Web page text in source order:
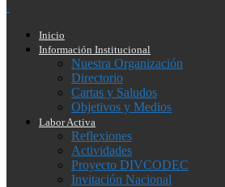
Inicio
Información Institucional
Nuestra Organización
Directorio
Cartas y Saludos
Objetivos y Medios
Labor Activa
Reflexiones
Actividades
Proyecto DIVCODEC
Invitación Nacional